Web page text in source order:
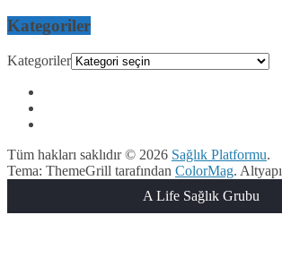
Kategoriler
Kategoriler
Tüm hakları saklıdır © 2026 Sağlık Platformu.
Tema: ThemeGrill tarafından ColorMag. Altyapı
A Life Sağlık Grubu